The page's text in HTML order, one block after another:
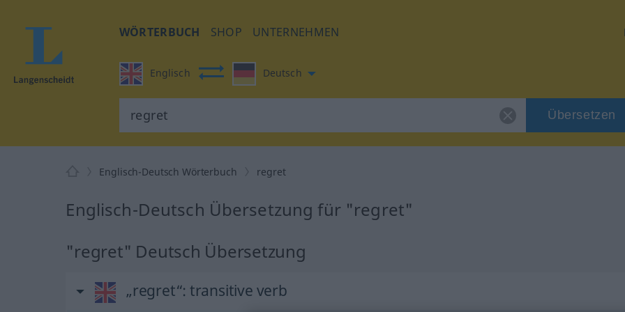
WÖRTERBUCH SHOP UNTERNEHMEN
Englisch Deutsch
Übersetzen
Englisch-Deutsch Wörterbuch regret
Englisch-Deutsch Übersetzung für "regret"
"regret" Deutsch Übersetzung
„regret“: transitive verb